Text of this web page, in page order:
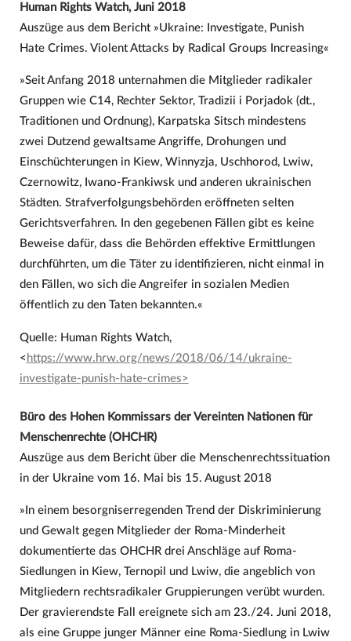
Human Rights Watch, Juni 2018
Auszüge aus dem Bericht »Ukraine: Investigate, Punish
Hate Crimes. Violent Attacks by Radical Groups Increasing«
»Seit Anfang 2018 unternahmen die Mitglieder radikaler
Gruppen wie C14, Rechter Sektor, Tradizii i Porjadok (dt.,
Traditionen und Ordnung), Karpatska Sitsch mindestens
zwei Dutzend gewaltsame Angriffe, Drohungen und
Einschüchterungen in Kiew, Winnyzja, Uschhorod, Lwiw,
Czernowitz, Iwano-Frankiwsk und anderen ukrainischen
Städten. Strafverfolgungsbehörden eröffneten selten
Gerichtsverfahren. In den gegebenen Fällen gibt es keine
Beweise dafür, dass die Behörden effektive Ermittlungen
durchführten, um die Täter zu identifizieren, nicht einmal in
den Fällen, wo sich die Angreifer in sozialen Medien
öffentlich zu den Taten bekannten.«
Quelle: Human Rights Watch,
< https://www.hrw.org/news/2018/06/14/ukraine-
investigate-punish-hate-crimes>
Büro des Hohen Kommissars der Vereinten Nationen für
Menschenrechte (OHCHR)
Auszüge aus dem Bericht über die Menschenrechtssituation
in der Ukraine vom 16. Mai bis 15. August 2018
»In einem besorgniserregenden Trend der Diskriminierung
und Gewalt gegen Mitglieder der Roma-Minderheit
dokumentierte das OHCHR drei Anschläge auf Roma-
Siedlungen in Kiew, Ternopil und Lwiw, die angeblich von
Mitgliedern rechtsradikaler Gruppierungen verübt wurden.
Der gravierendste Fall ereignete sich am 23./24. Juni 2018,
als eine Gruppe junger Männer eine Roma-Siedlung in Lwiw